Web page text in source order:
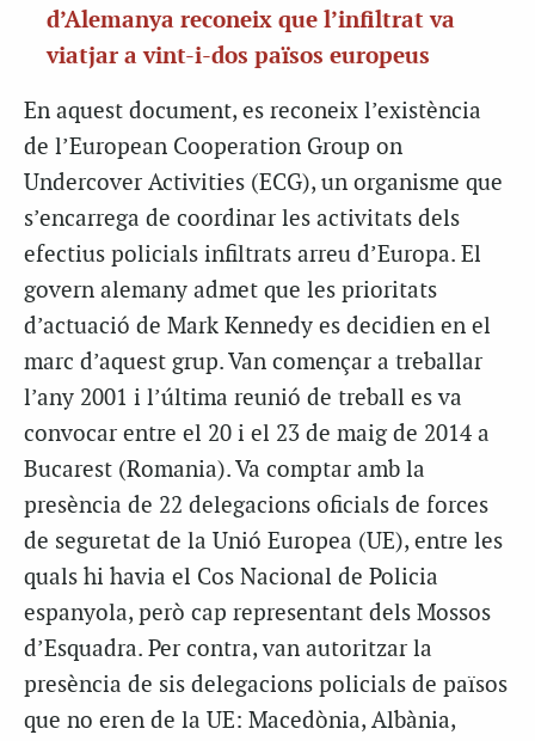
d’Alemanya reconeix que l’infiltrat va
viatjar a vint-i-dos països europeus
En aquest document, es reconeix l’existència
de l’European Cooperation Group on
Undercover Activities (ECG), un organisme que
s’encarrega de coordinar les activitats dels
efectius policials infiltrats arreu d’Europa. El
govern alemany admet que les prioritats
d’actuació de Mark Kennedy es decidien en el
marc d’aquest grup. Van començar a treballar
l’any 2001 i l’última reunió de treball es va
convocar entre el 20 i el 23 de maig de 2014 a
Bucarest (Romania). Va comptar amb la
presència de 22 delegacions oficials de forces
de seguretat de la Unió Europea (UE), entre les
quals hi havia el Cos Nacional de Policia
espanyola, però cap representant dels Mossos
d’Esquadra. Per contra, van autoritzar la
presència de sis delegacions policials de països
que no eren de la UE: Macedònia, Albània,